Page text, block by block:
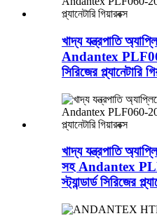
খাদ্য যন্ত্রপাতি
Andantex
সিরিজের প্ল্যানেটারি
খাদ্য যন্ত্রপাতি
সহ Andantex
স্ট্যান্ডার্ড সিরিজের